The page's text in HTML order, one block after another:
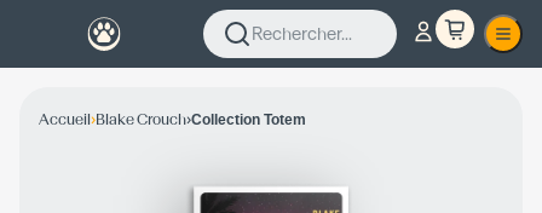
Rechercher...
Accueil›Blake Crouch›Collection Totem